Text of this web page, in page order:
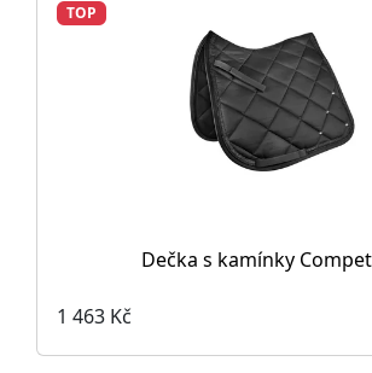
TOP
Dečka s kamínky
1 463 Kč